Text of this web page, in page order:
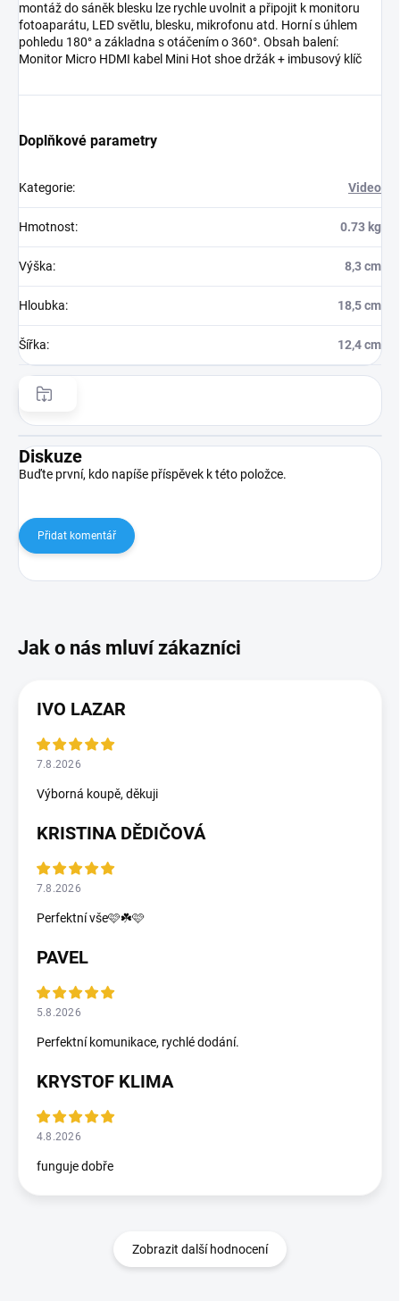
montáž do sáněk blesku lze rychle uvolnit a připojit k monitoru
fotoaparátu, LED světlu, blesku, mikrofonu atd. Horní s úhlem
pohledu 180° a základna s otáčením o 360°. Obsah balení:
Monitor Micro HDMI kabel Mini Hot shoe držák + imbusový klíč
Doplňkové parametry
Kategorie: Video
Hmotnost: 0.73 kg
Výška: 8,3 cm
Hloubka: 18,5 cm
Šířka: 12,4 cm
Diskuze
Buďte první, kdo napíše příspěvek k této položce.
Přidat komentář
IVO LAZAR
7.8.2026
Výborná koupě, děkuji
KRISTINA DĚDIČOVÁ
7.8.2026
Perfektní vše🩷☘️🩷
PAVEL
5.8.2026
Perfektní komunikace, rychlé dodání.
KRYSTOF KLIMA
4.8.2026
funguje dobře
Zobrazit další hodnocení